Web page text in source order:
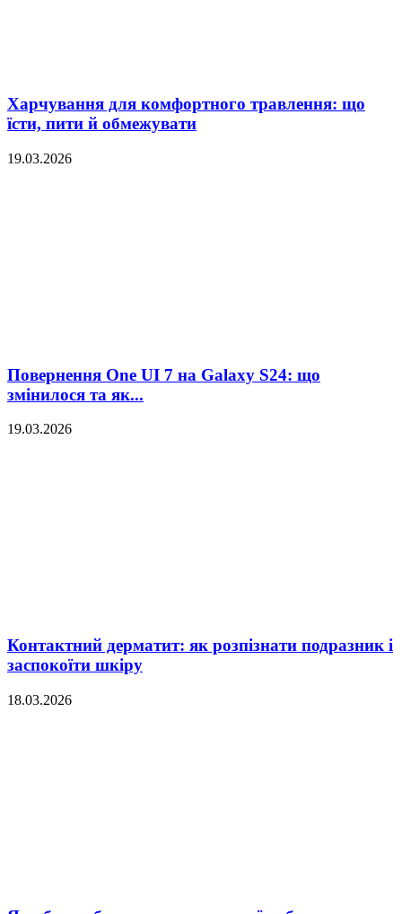
Харчування для комфортного травлення: що
їсти, пити й обмежувати
19.03.2026
Повернення One UI 7 на Galaxy S24: що
змінилося та як...
19.03.2026
Контактний дерматит: як розпізнати подразник і
заспокоїти шкіру
18.03.2026